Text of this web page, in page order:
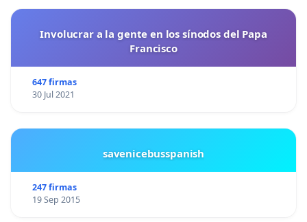
Involucrar a la gente en los sínodos del Papa
Francisco
647 firmas
30 Jul 2021
savenicebusspanish
247 firmas
19 Sep 2015